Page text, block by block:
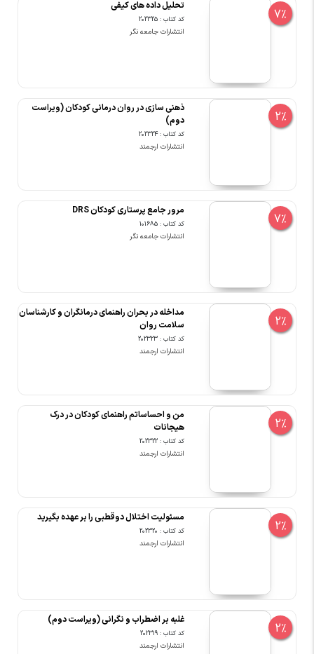
7%
تحلیل داده های کیفی
کد کتاب : 202325
انتشارات جامعه نگر
2%
ذهنی سازی در روان درمانی کودکان (ویراست
دوم)
کد کتاب : 202324
انتشارات ارجمند
7%
مرور جامع پرستاری کودکان DRS
کد کتاب : 101685
انتشارات جامعه نگر
2%
مداخله در بحران راهنمای درمانگران و کارشناسان
سلامت روان
کد کتاب : 202323
انتشارات ارجمند
2%
من و احساساتم راهنمای کودکان در درک
هیجانات
کد کتاب : 202322
انتشارات ارجمند
2%
مسئولیت اختلال دوقطبی را بر عهده بگیرید
کد کتاب : 202320
انتشارات ارجمند
2%
غلبه بر اضطراب و نگرانی (ویراست دوم)
کد کتاب : 202319
انتشارات ارجمند